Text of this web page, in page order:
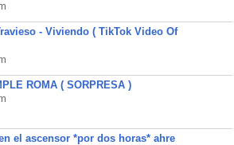
- Viviendo ( TikTok Video Of
ROMA ( SORPRESA )
el ascensor *por dos horas* ahre